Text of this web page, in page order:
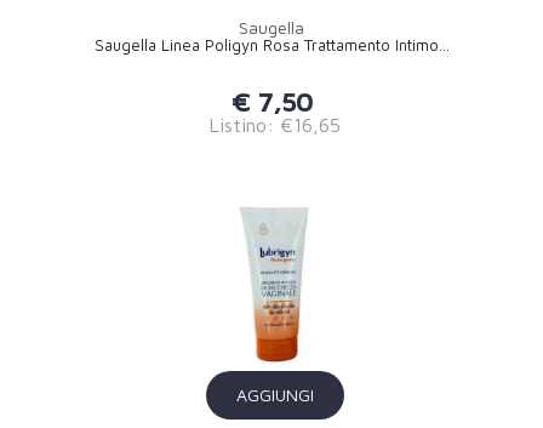
Saugella
Saugella Linea Poligyn Rosa Trattamento Intimo...
€ 7,50
Listino: €16,65
AGGIUNGI